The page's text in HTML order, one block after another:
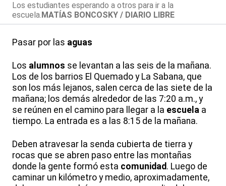
Los estudiantes esperando a otros para ir a la
escuela. MATÍAS BONCOSKY / DIARIO LIBRE
Pasar por las aguas
Los alumnos se levantan a las seis de la mañana.
Los de los barrios El Quemado y La Sabana, que
son los más lejanos, salen cerca de las siete de la
mañana; los demás alrededor de las 7:20 a.m., y
se reúnen en el camino para llegar a la escuela a
tiempo. La entrada es a las 8:15 de la mañana.
Deben atravesar la senda cubierta de tierra y
rocas que se abren paso entre las montañas
donde la gente formó esta comunidad. Luego de
caminar un kilómetro y medio, aproximadamente,